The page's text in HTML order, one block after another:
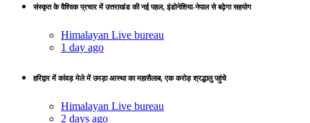
संस्कृत के वैश्विक प्रचार में उत्तराखंड की नई पहल, इंडोनेशिया-नेपाल से बढ़ेगा सहयोग
Himalayan Live bureau
1 day ago
हरिद्वार में कांवड़ मेले में उमड़ा आस्था का महासैलाब, एक करोड़ श्रद्धालु पहुंचे
Himalayan Live bureau
2 days ago